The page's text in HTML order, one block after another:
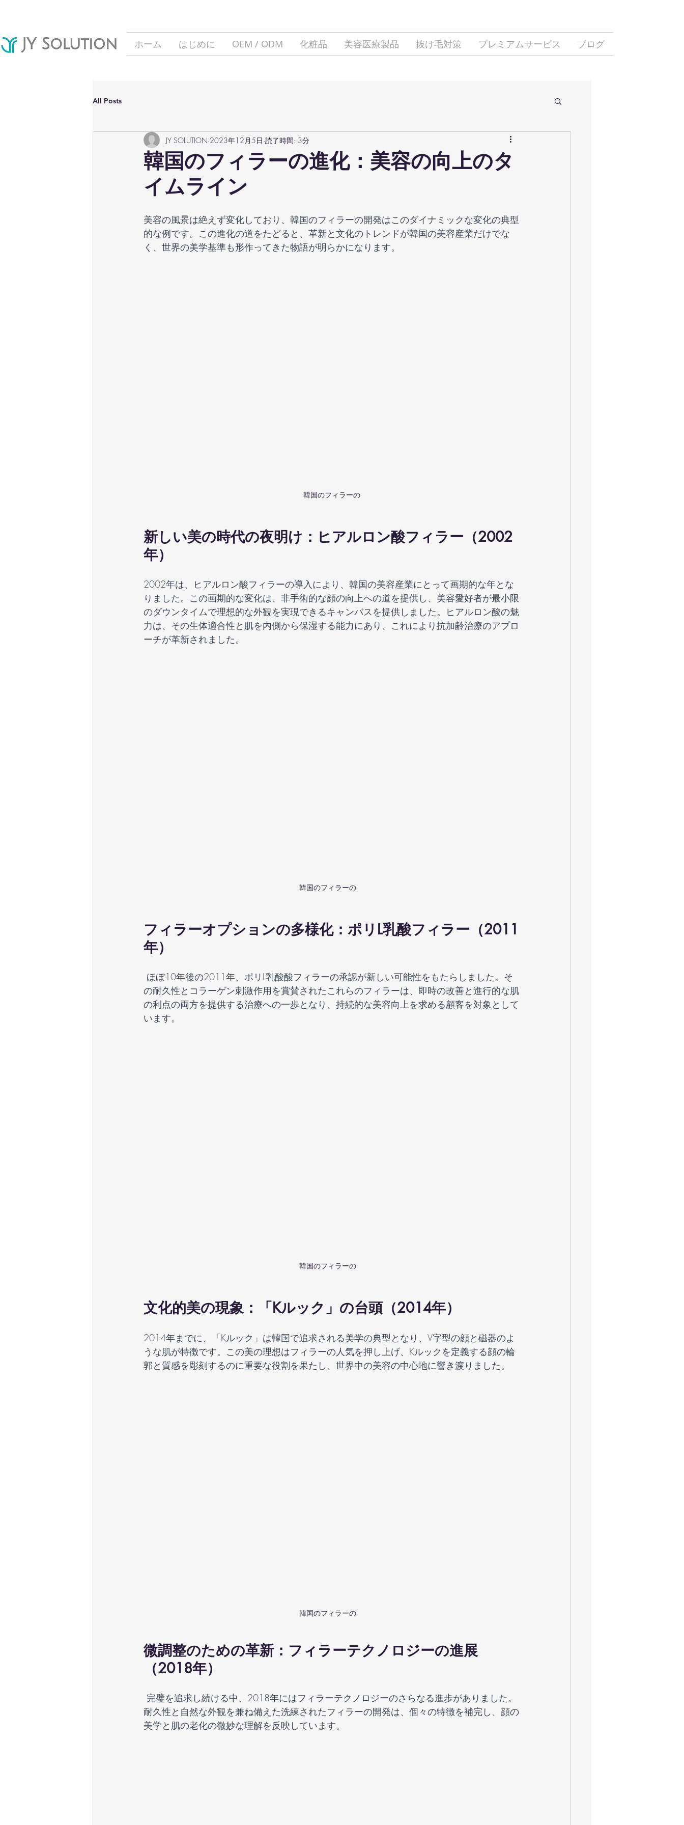
ホーム はじめに OEM / ODM 化粧品 美容医療製品 抜け毛対策 プレミアムサービス ブログ
All Posts
韓国のフィラーの進化：美容の向上のタ
イムライン
JY SOLUTION 2023年12月5日 読了時間: 3分
美容の風景は絶えず変化しており、韓国のフィラーの開発はこのダイナミックな変化の典型
的な例です。この進化の道をたどると、革新と文化のトレンドが韓国の美容産業だけでな
く、世界の美学基準も形作ってきた物語が明らかになります。
韓国のフィラーの
新しい美の時代の夜明け：ヒアルロン酸フィラー（2002
年）
2002年は、ヒアルロン酸フィラーの導入により、韓国の美容産業にとって画期的な年とな
りました。この画期的な変化は、非手術的な顔の向上への道を提供し、美容愛好者が最小限
のダウンタイムで理想的な外観を実現できるキャンバスを提供しました。ヒアルロン酸の魅
力は、その生体適合性と肌を内側から保湿する能力にあり、これにより抗加齢治療のアプロ
ーチが革新されました。
韓国のフィラーの
フィラーオプションの多様化：ポリL乳酸フィラー（2011
年）
の耐久性とコラーゲン刺激作用を賞賛されたこれらのフィラーは、即時の改善と進行的な肌
の利点の両方を提供する治療への一歩となり、持続的な美容向上を求める顧客を対象として
います。
韓国のフィラーの
文化的美の現象：「Kルック」の台頭（2014年）
2014年までに、「Kルック」は韓国で追求される美学の典型となり、V字型の顔と磁器のよ
うな肌が特徴です。この美の理想はフィラーの人気を押し上げ、Kルックを定義する顔の輪
郭と質感を彫刻するのに重要な役割を果たし、世界中の美容の中心地に響き渡りました。
韓国のフィラーの
微調整のための革新：フィラーテクノロジーの進展
（2018年）
耐久性と自然な外観を兼ね備えた洗練されたフィラーの開発は、個々の特徴を補完し、顔の
美学と肌の老化の微妙な理解を反映しています。